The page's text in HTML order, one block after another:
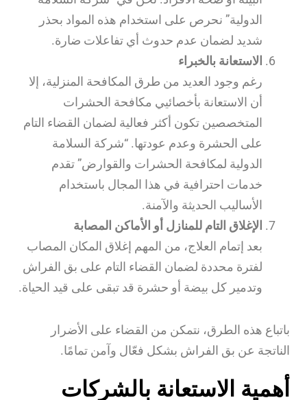
الدولية” نحرص على استخدام هذه المواد بحذر
شديد لضمان عدم حدوث أي تفاعلات ضارة.
الاستعانة بالخبراء
رغم وجود العديد من طرق المكافحة المنزلية، إلا
أن الاستعانة بأخصائيي مكافحة الحشرات
المتخصصين تكون أكثر فعالية لضمان القضاء التام
على الحشرة وعدم عودتها. “شركة السلامة
الدولية لمكافحة الحشرات والقوارض” تقدم
خدمات احترافية في هذا المجال باستخدام
الأساليب الحديثة والآمنة.
الإغلاق التام للمنازل أو الأماكن المصابة
بعد إتمام العلاج، من المهم إغلاق المكان المصاب
لفترة محددة لضمان القضاء التام على بق الفراش
وتدمير كل بيضة أو حشرة قد تبقى على قيد الحياة.
باتباع هذه الطرق، نتمكن من القضاء على الأضرار
الناتجة عن بق الفراش بشكل فعّال وآمن تمامًا.
أهمية الاستعانة بالشركات